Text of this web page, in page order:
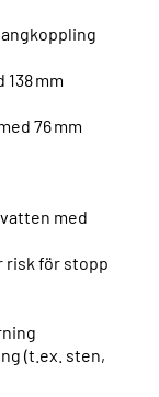
mm
76 mm
med
risk för stopp
(t.ex. sten,